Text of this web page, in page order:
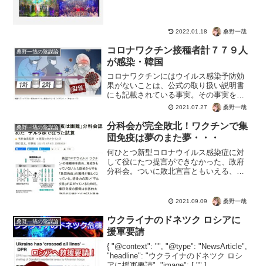
2022.01.18 桑野一哉
桑野一哉の陰謀論
コロナワクチン接種者計７７９人
が感染・韓国
コロナワクチンにはウイルス感染予防効
果がないことは、公式の取り扱い説明書
にも記載されている事実。その事実を裏
付ける実例が、韓国でも確認されまし
た。もうワクチンで感染予防にはなら
ず、むじろ感染者は増える。これは世界
中の認識として統一しておいて...
2021.07.27 桑野一哉
桑野一哉の陰謀論
分科会が完全敗北！ワクチンで集
団免疫は夢のまた夢・・・
何ひとつ新型コロナウイルス感染症に対
して役にたつ提言ができなかった、政府
分科会。ついに敗北宣言ともいえる、ワ
ースの実績がある対策をしていきましょ
2021.09.09 桑野一哉
桑野一哉の陰謀論
ウクライナのドネツク ロシアに
援軍要請
{ "@context": "", "@type": "NewsArticle",
"headline": "ウクライナのドネツク ロシ